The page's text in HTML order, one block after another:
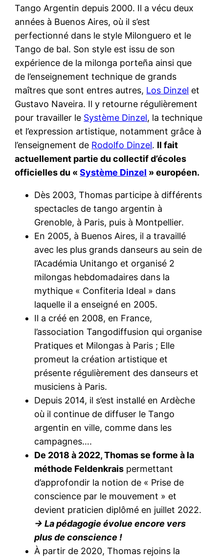
Tango Argentin depuis 2000. Il a vécu deux
années à Buenos Aires, où il s’est
perfectionné dans le style Milonguero et le
Tango de bal. Son style est issu de son
expérience de la milonga porteña ainsi que
de l’enseignement technique de grands
maîtres que sont entres autres, Los Dinzel et
Gustavo Naveira. Il y retourne régulièrement
pour travailler le Système Dinzel, la technique
et l’expression artistique, notamment grâce à
l’enseignement de Rodolfo Dinzel. Il fait
actuellement partie du collectif d’écoles
officielles du «Système Dinzel » européen.
Dès 2003, Thomas participe à différents
spectacles de tango argentin à
Grenoble, à Paris, puis à Montpellier.
En 2005, à Buenos Aires, il a travaillé
avec les plus grands danseurs au sein de
l’Académia Unitango et organisé 2
milongas hebdomadaires dans la
mythique « Confiteria Ideal » dans
laquelle il a enseigné en 2005.
Il a créé en 2008, en France,
l’association Tangodiffusion qui organise
Pratiques et Milongas à Paris ; Elle
promeut la création artistique et
présente régulièrement des danseurs et
musiciens à Paris.
Depuis 2014, il s’est installé en Ardèche
où il continue de diffuser le Tango
argentin en ville, comme dans les
campagnes….
De 2018 à 2022, Thomas se forme à la
méthode Feldenkrais permettant
d’approfondir la notion de « Prise de
conscience par le mouvement » et
devient praticien diplômé en juillet 2022.
-> La pédagogie évolue encore vers
plus de conscience !
À partir de 2020, Thomas rejoins la